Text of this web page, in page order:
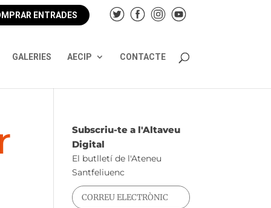
ENTRADES
GALERIES AECIP CONTACTE
Subscriu-te a l'Altaveu
Digital
El butlletí de l'Ateneu
Santfeliuenc